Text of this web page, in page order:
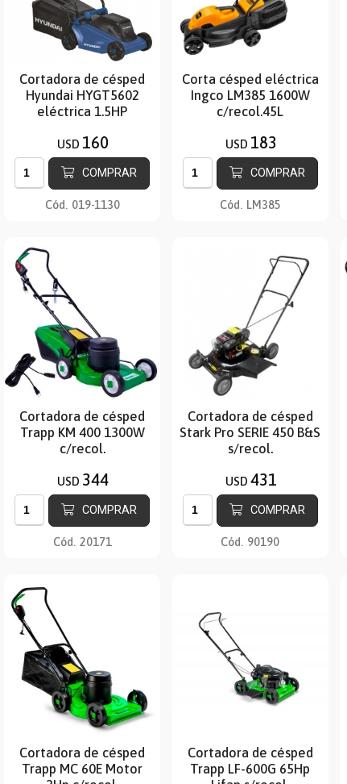
Cortadora de césped
Hyundai HYGT5602
eléctrica 1.5HP
USD 160
COMPRAR
Cód. 019-1130
Corta césped eléctrica
Ingco LM385 1600W
c/recol.45L
USD 183
COMPRAR
Cód. LM385
Cortadora de césped
Trapp KM 400 1300W
c/recol.
USD 344
COMPRAR
Cód. 20171
Cortadora de césped
Stark Pro SERIE 450 B&S
s/recol.
USD 431
COMPRAR
Cód. 90190
Cortadora de césped
Trapp MC 60E Motor
Cortadora de césped
Trapp LF-600G 65Hp